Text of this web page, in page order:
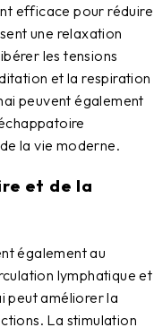
efficace pour réduire
une relaxation
les tensions
et la respiration
peuvent également
la vie moderne.
et de la
également au
lymphatique et
peut améliorer la
La stimulation